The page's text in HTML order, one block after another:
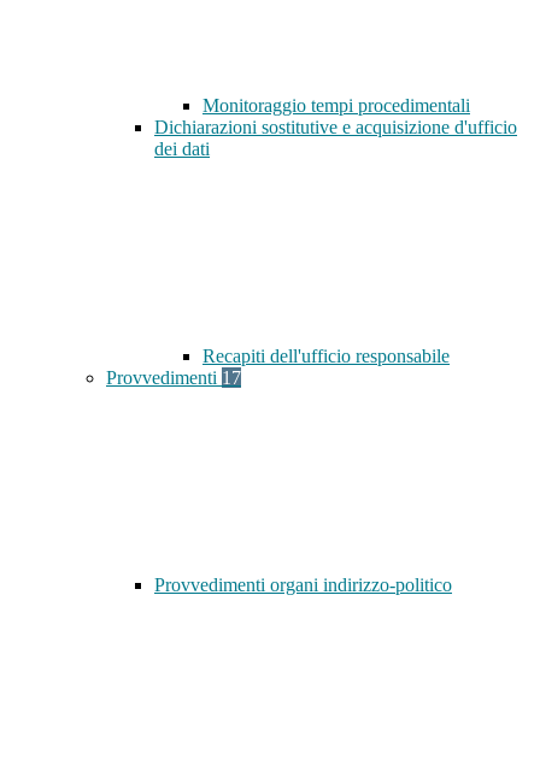
Monitoraggio tempi procedimentali
Dichiarazioni sostitutive e acquisizione d'ufficio
dei dati
Recapiti dell'ufficio responsabile
Provvedimenti 17
Provvedimenti organi indirizzo-politico